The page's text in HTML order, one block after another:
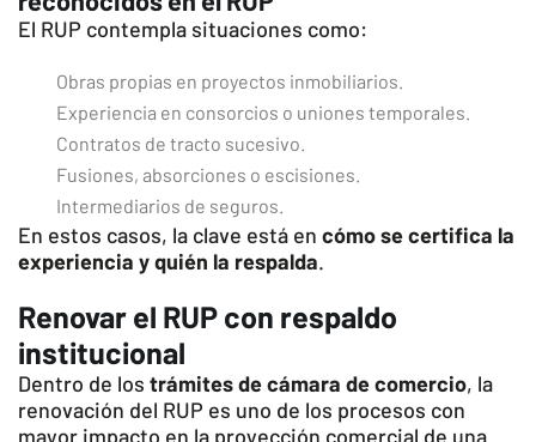
El RUP contempla situaciones como:
Obras propias en proyectos inmobiliarios.
Experiencia en consorcios o uniones temporales.
Contratos de tracto sucesivo.
Fusiones, absorciones o escisiones.
Intermediarios de seguros.
En estos casos, la clave está en cómo se certifica la
experiencia y quién la respalda.
Renovar el RUP con respaldo
institucional
Dentro de los trámites de cámara de comercio, la
renovación del RUP es uno de los procesos con
mayor impacto en la proyección comercial de una